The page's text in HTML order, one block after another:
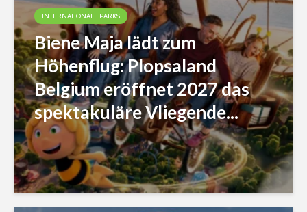
INTERNATIONALE PARKS
Biene Maja lädt zum
Höhenflug: Plopsaland
Belgium eröffnet 2027 das
spektakuläre Vliegende...